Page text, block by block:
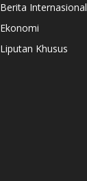
Berita Internasional
Ekonomi
Liputan Khusus